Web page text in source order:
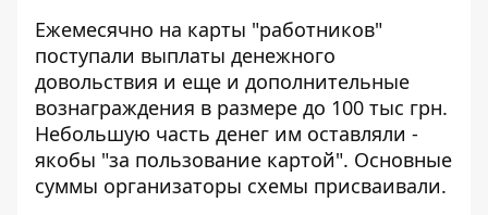
Ежемесячно на карты "работников"
поступали выплаты денежного
довольствия и еще и дополнительные
вознаграждения в размере до 100 тыс грн.
Небольшую часть денег им оставляли -
якобы "за пользование картой". Основные
суммы организаторы схемы присваивали.